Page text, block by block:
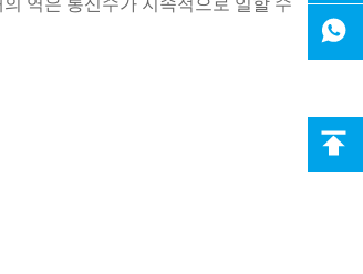
역은 통신수가 지속적으로 일할 수